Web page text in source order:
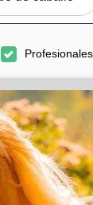
Profesionales